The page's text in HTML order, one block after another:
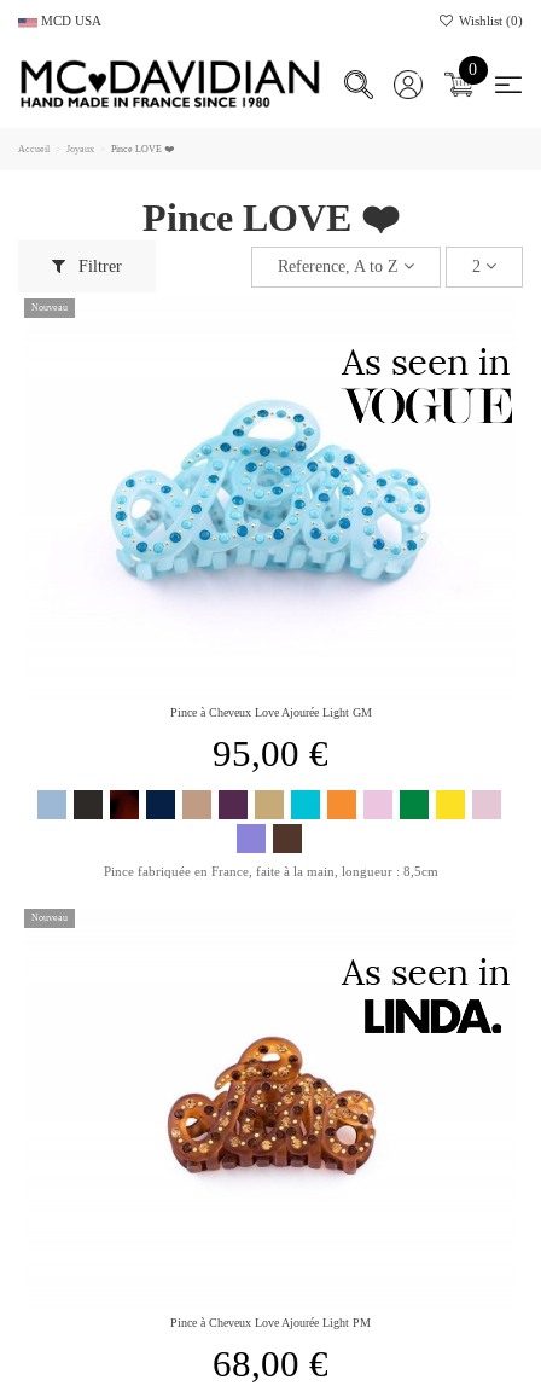
MCD USA Wishlist (0)
0
Accueil Joyaux Pince LOVE ❤️
Pince LOVE ❤️
Filtrer Reference, A to Z 2
Nouveau
Pince à Cheveux Love Ajourée Light GM
95,00 €
Pince fabriquée en France, faite à la main, longueur : 8,5cm
Nouveau
Pince à Cheveux Love Ajourée Light PM
68,00 €